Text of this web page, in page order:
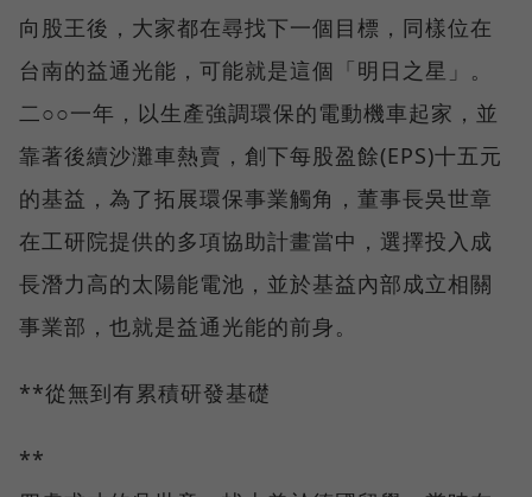
向股王後，大家都在尋找下一個目標，同樣位在
台南的益通光能，可能就是這個「明日之星」。
二○○一年，以生產強調環保的電動機車起家，並
靠著後續沙灘車熱賣，創下每股盈餘(EPS)十五元
的基益，為了拓展環保事業觸角，董事長吳世章
在工研院提供的多項協助計畫當中，選擇投入成
長潛力高的太陽能電池，並於基益內部成立相關
事業部，也就是益通光能的前身。
**從無到有累積研發基礎
**